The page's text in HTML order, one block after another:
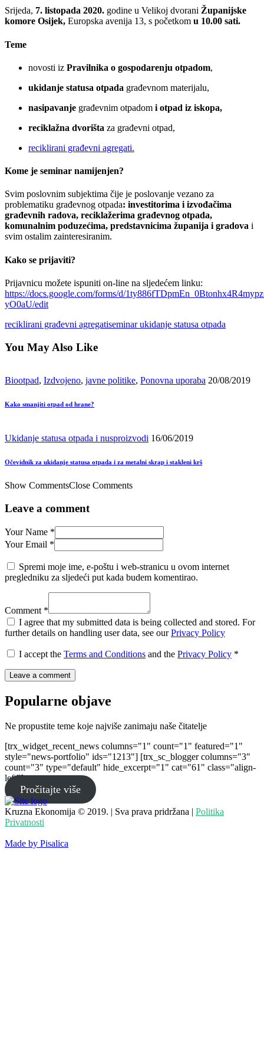
Srijeda, 7. listopada 2020. godine u Velikoj dvorani Županijske
komore Osijek, Europska avenija 13, s početkom u 10.00 sati.
Teme
novosti iz Pravilnika o gospodarenju otpadom,
ukidanje statusa otpada građevnom materijalu,
nasipavanje građevnim otpadom i otpad iz iskopa,
reciklažna dvorišta za građevni otpad,
reciklirani građevni agregati.
Kome je seminar namijenjen?
Svim poslovnim subjektima čije je poslovanje vezano za
problematiku građevnog otpada: investitorima i izvođačima
građevnih radova, reciklažerima građevnog otpada,
komunalnim poduzećima, predstavnicima županija i gradova i
svim ostalim zainteresiranim.
Kako se prijaviti?
Prijavnicu možete ispuniti on-line na sljedećem linku:
https://docs.google.com/forms/d/
yO0aU/edit
reciklirani građevni agregatiseminar ukidanje statusa otpada
You May Also Like
Biootpad, Izdvojeno, javne politike, Ponovna uporaba 20/08/2019
Kako smanjiti otpad od hrane?
Ukidanje statusa otpada i nusproizvodi 16/06/2019
Očevidnik za ukidanje statusa otpada i za metalni skrap i stakleni krš
Show CommentsClose Comments
Leave a comment
Your Name *
Your Email *
Spremi moje ime, e-poštu i web-stranicu u ovom internet
pregledniku za sljedeći put kada budem komentirao.
Comment *
I agree that my submitted data is being collected and stored. For
further details on handling user data, see ourPrivacy Policy
I accept the Terms and Conditions and the Privacy Policy *
Popularne objave
Ne propustite teme koje najviše zanimaju naše čitatelje
[trx_widget_recent_news columns="1" count="1" featured="1"
style="news-portfolio" ids="1213"] [trx_sc_blogger columns="3"
count="3" type="default" hide_excerpt="1" cat="61" class="align-
left"]
Pročitajte više
Kruzna Ekonomija © 2019. | Sva prava pridržana | Politika
Privatnosti
Made by Pisalica